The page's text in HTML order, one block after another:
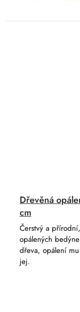
Dřevěná
cm
Čerstvý a
opálených
dřeva, opálení
jej.